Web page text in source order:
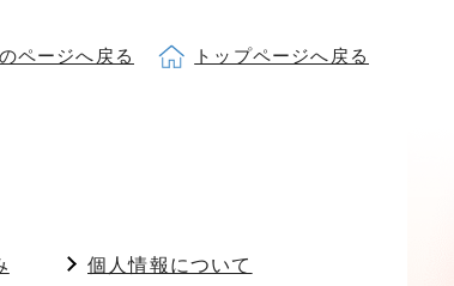
ページへ戻る トップページへ戻る
個人情報について